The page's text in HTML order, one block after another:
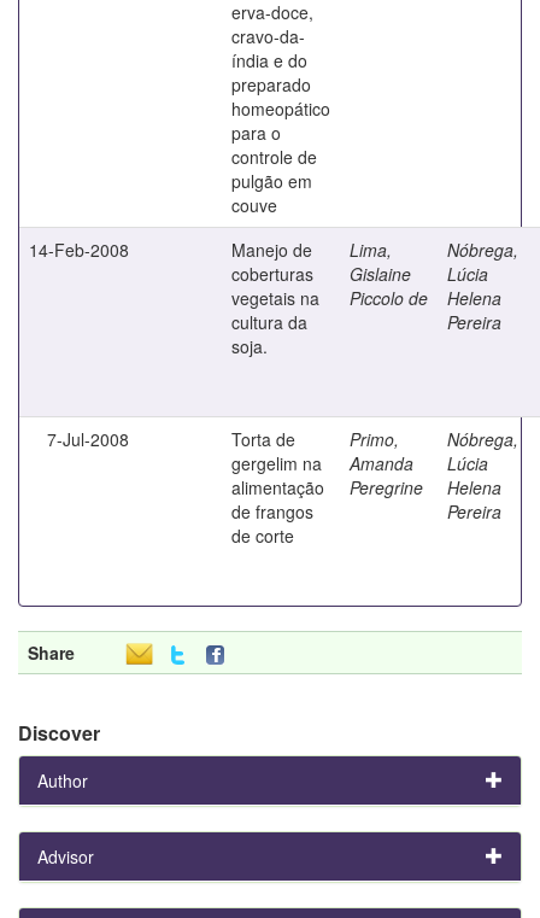
erva-doce,
cravo-da-
índia e do
preparado
homeopático
para o
controle de
pulgão em
couve
14-Feb-2008
Manejo de
coberturas
vegetais na
cultura da
soja.
Lima,
Gislaine
Piccolo de
Nóbrega,
Lúcia
Helena
Pereira
7-Jul-2008
Torta de
gergelim na
alimentação
de frangos
de corte
Primo,
Amanda
Peregrine
Nóbrega,
Lúcia
Helena
Pereira
Share
Discover
Author
Advisor